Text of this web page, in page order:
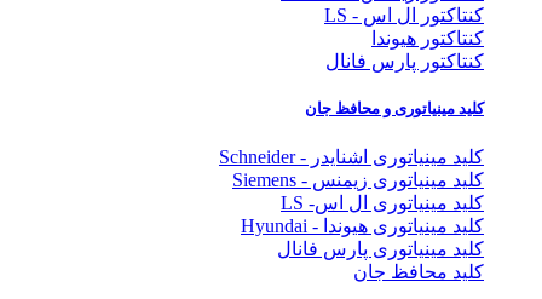
کنتاکتور ال اس - LS
کنتاکتور هیوندا
کنتاکتور پارس فانال
کلید مینیاتوری و محافظ جان
کلید مینیاتوری اشنایدر - Schneider
کلید مینیاتوری زیمنس - Siemens
کلید مینیاتوری ال اس- LS
کلید مینیاتوری هیوندا - Hyundai
کلید مینیاتوری پارس فانال
کلید محافظ جان